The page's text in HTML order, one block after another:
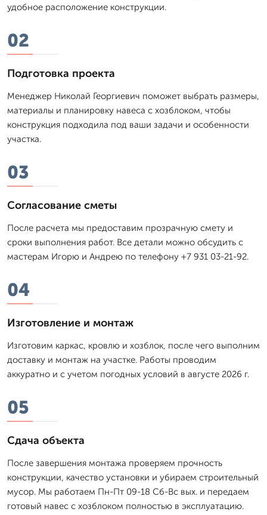
удобное расположение конструкции.
02
Подготовка проекта
Менеджер Николай Георгиевич поможет выбрать размеры,
материалы и планировку навеса с хозблоком, чтобы
конструкция подходила под ваши задачи и особенности
участка.
03
Согласование сметы
После расчета мы предоставим прозрачную смету и
сроки выполнения работ. Все детали можно обсудить с
мастерам Игорю и Андрею по телефону +7 931 03-21-92.
04
Изготовление и монтаж
Изготовим каркас, кровлю и хозблок, после чего выполним
доставку и монтаж на участке. Работы проводим
аккуратно и с учетом погодных условий в августе 2026 г.
05
Сдача объекта
После завершения монтажа проверяем прочность
конструкции, качество установки и убираем строительный
мусор. Мы работаем Пн-Пт 09-18 Сб-Вс вых. и передаем
готовый навес с хозблоком полностью в эксплуатацию.